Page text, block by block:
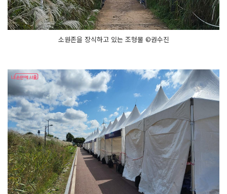
소원존을 장식하고 있는 조형물 ©권수진